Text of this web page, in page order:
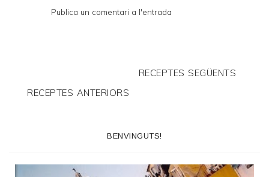
Publica un comentari a l'entrada
RECEPTES SEGÜENTS
RECEPTES ANTERIORS
BENVINGUTS!